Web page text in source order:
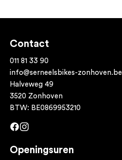
Contact
011 81 33 90
info@serneelsbikes-zonhoven.be
Halveweg 49
3520 Zonhoven
BTW: BE0869953210
Facebook
Openingsuren